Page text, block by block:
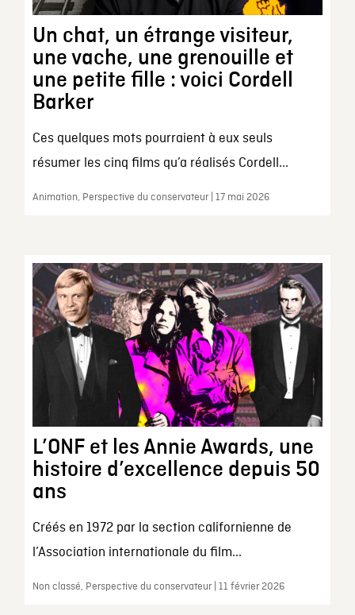
Un chat, un étrange visiteur,
une vache, une grenouille et
une petite fille : voici Cordell
Barker
Ces quelques mots pourraient à eux seuls
résumer les cinq films qu’a réalisés Cordell...
Animation, Perspective du conservateur | 17 mai 2026
L’ONF et les Annie Awards, une
histoire d’excellence depuis 50
ans
Créés en 1972 par la section californienne de
l’Association internationale du film...
Non classé, Perspective du conservateur | 11 février 2026